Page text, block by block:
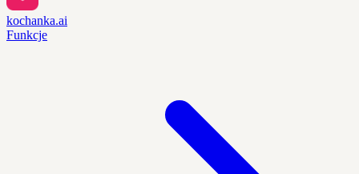
kochanka.ai
Funkcje